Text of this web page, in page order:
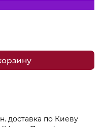
доставка по Киеву